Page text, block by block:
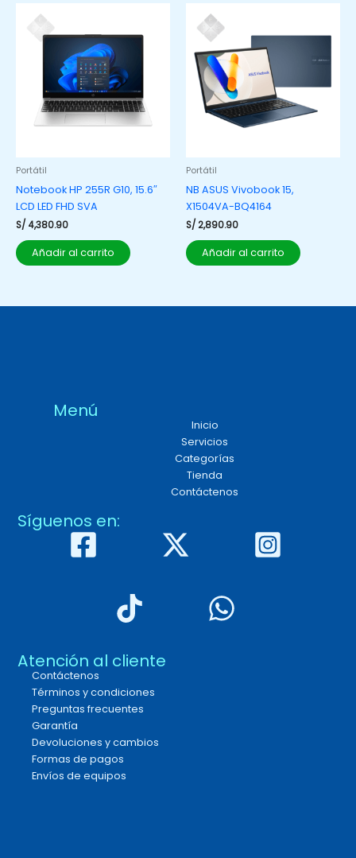
Portátil
Notebook HP 255R G10, 15.6″
LCD LED FHD SVA
S/ 4,380.90
Añadir al carrito
Portátil
NB ASUS Vivobook 15,
X1504VA-BQ4164
S/2,890.90
Añadir al carrito
Menú
Inicio
Servicios
Categorías
Tienda
Contáctenos
Síguenos en:
Atención al cliente
Contáctenos
Términos y condiciones
Preguntas frecuentes
Garantía
Devoluciones y cambios
Formas de pagos
Envíos de equipos